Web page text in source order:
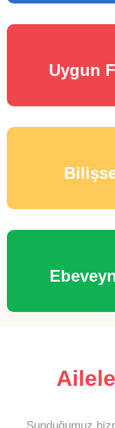
Uygun